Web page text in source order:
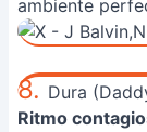
ambiente
8. Dura
Ritmo